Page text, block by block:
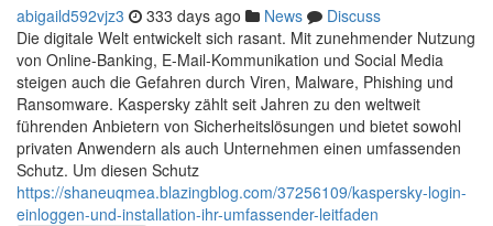
abigaild592vjz3 333 days ago News
Discuss
Die digitale Welt entwickelt sich rasant. Mit zunehmender Nutzung
von Online-Banking, E-Mail-Kommunikation und Social Media
steigen auch die Gefahren durch Viren, Malware, Phishing und
Ransomware. Kaspersky zählt seit Jahren zu den weltweit
führenden Anbietern von Sicherheitslösungen und bietet sowohl
privaten Anwendern als auch Unternehmen einen umfassenden
Schutz. Um diesen Schutz
https://shaneuqmea.blazingblog.com/37256109/kaspersky-login-
einloggen-und-installation-ihr-umfassender-leitfaden